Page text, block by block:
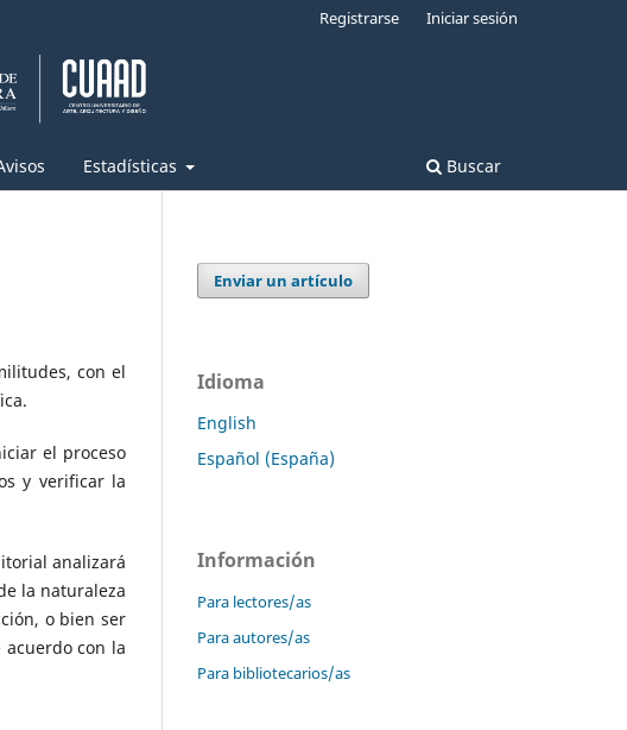
Estadísticas Buscar
Registrarse Iniciar sesión
con el
el proceso
y verificar la
analizará
la naturaleza
o bien ser
con la
Enviar un artículo
Idioma
English
Español (España)
Información
Para lectores/as
Para autores/as
Para bibliotecarios/as